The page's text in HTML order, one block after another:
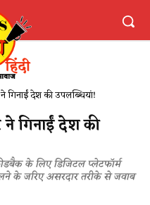
गिनाईं देश की उपलब्धियां!
गिनाईं देश की
के लिए डिजिटल प्लेटफॉर्म
के जरिए असरदार तरीके से जवाब